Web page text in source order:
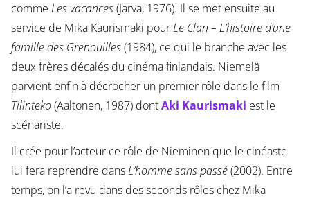
comme Les vacances(Jarva, 1976). Il se met ensuite au
service de Mika Kaurismaki pourLe Clan – L’histoire d’une
famille des Grenouilles(1984), ce qui le branche avec les
deux frères décalés du cinéma finlandais. Niemelä
parvient enfin à décrocher un premier rôle dans le film
Tilinteko(Aaltonen, 1987) dontAki Kaurismaki est le
scénariste.
Il crée pour l’acteur ce rôle de Nieminen que le cinéaste
lui fera reprendre dansL’homme sans passé(2002). Entre
temps, on l’a revu dans des seconds rôles chez Mika